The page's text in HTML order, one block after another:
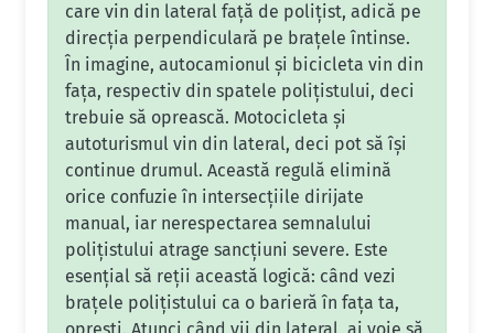
care vin din lateral față de polițist, adică pe
direcția perpendiculară pe brațele întinse.
În imagine, autocamionul și bicicleta vin din
fața, respectiv din spatele polițistului, deci
trebuie să oprească. Motocicleta și
autoturismul vin din lateral, deci pot să își
continue drumul. Această regulă elimină
orice confuzie în intersecțiile dirijate
manual, iar nerespectarea semnalului
polițistului atrage sancțiuni severe. Este
esențial să reții această logică: când vezi
brațele polițistului ca o barieră în fața ta,